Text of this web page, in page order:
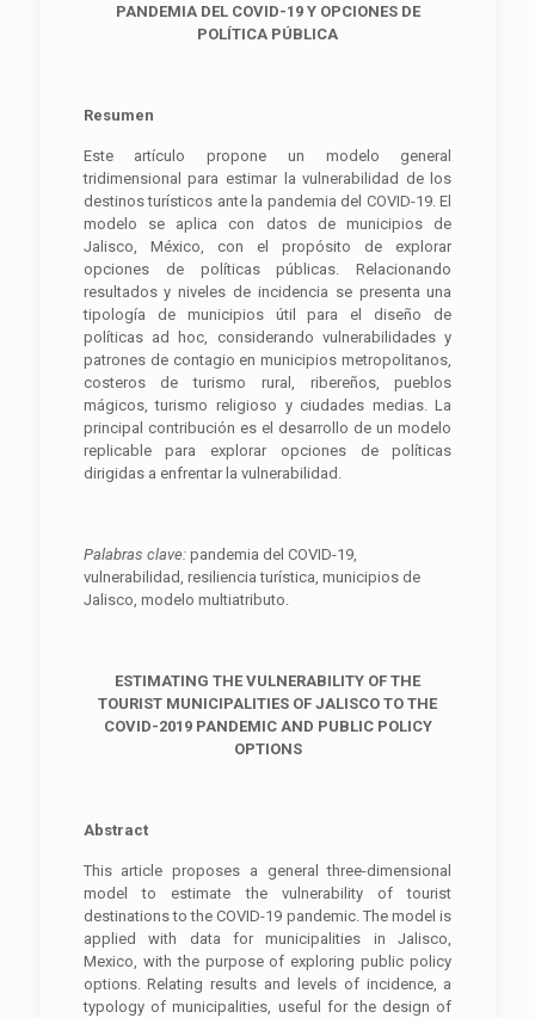
PANDEMIA DEL COVID-19 Y OPCIONES DE
POLÍTICA PÚBLICA
Resumen
Este artículo propone un modelo general
tridimensional para estimar la vulnerabilidad de los
destinos turísticos ante la pandemia del COVID-19. El
modelo se aplica con datos de municipios de
Jalisco, México, con el propósito de explorar
opciones de políticas públicas. Relacionando
resultados y niveles de incidencia se presenta una
tipología de municipios útil para el diseño de
políticas ad hoc, considerando vulnerabilidades y
patrones de contagio en municipios metropolitanos,
costeros de turismo rural, ribereños, pueblos
mágicos, turismo religioso y ciudades medias. La
principal contribución es el desarrollo de un modelo
replicable para explorar opciones de políticas
dirigidas a enfrentar la vulnerabilidad.
Palabras clave:pandemia del COVID-19,
vulnerabilidad, resiliencia turística, municipios de
Jalisco, modelo multiatributo.
ESTIMATING THE VULNERABILITY OF THE
TOURIST MUNICIPALITIES OF JALISCO TO THE
COVID-2019 PANDEMIC AND PUBLIC POLICY
OPTIONS
Abstract
This article proposes a general three-dimensional
model to estimate the vulnerability of tourist
destinations to the COVID-19 pandemic. The model is
applied with data for municipalities in Jalisco,
Mexico, with the purpose of exploring public policy
options. Relating results and levels of incidence, a
typology of municipalities, useful for the design of